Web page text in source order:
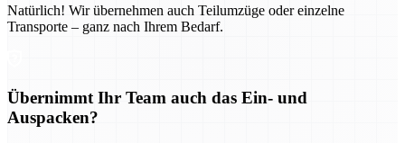
Natürlich! Wir übernehmen auch Teilumzüge oder einzelne
Transporte – ganz nach Ihrem Bedarf.
Übernimmt Ihr Team auch das Ein- und
Auspacken?